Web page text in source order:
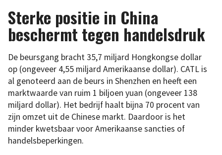
Sterke positie in China
beschermt tegen handelsdruk
De beursgang bracht 35,7 miljard Hongkongse dollar
op (ongeveer 4,55 miljard Amerikaanse dollar). CATL is
al genoteerd aan de beurs in Shenzhen en heeft een
marktwaarde van ruim 1 biljoen yuan (ongeveer 138
miljard dollar). Het bedrijf haalt bijna 70 procent van
zijn omzet uit de Chinese markt. Daardoor is het
minder kwetsbaar voor Amerikaanse sancties of
handelsbeperkingen.